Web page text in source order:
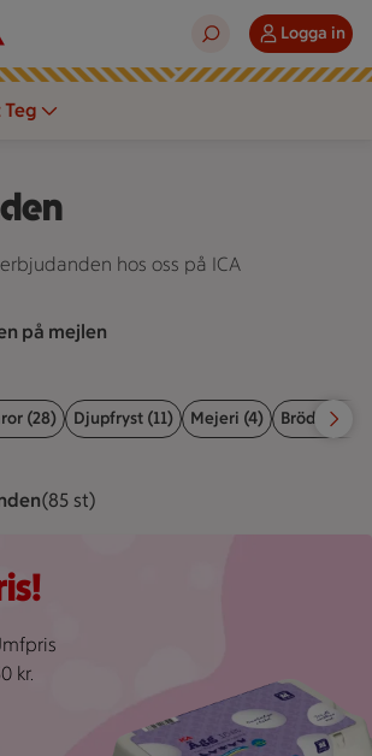
Logga in
hos oss på ICA
på mejlen
(28) Djupfryst (11) Mejeri (4) Bröd, kex
Visar 85 st stycken
(85 st)
bilder.
kr.